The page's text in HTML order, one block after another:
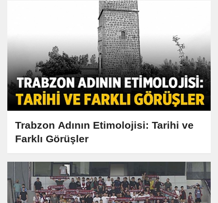
Trabzon Adının Etimolojisi: Tarihi ve
Farklı Görüşler